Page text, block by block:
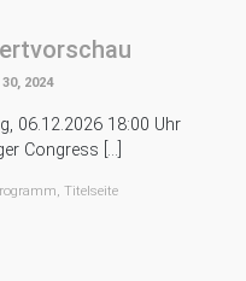
2024
06.12.2026 18:00 Uhr
Congress […]
, Titelseite